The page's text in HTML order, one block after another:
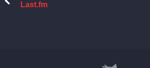
Last.fm